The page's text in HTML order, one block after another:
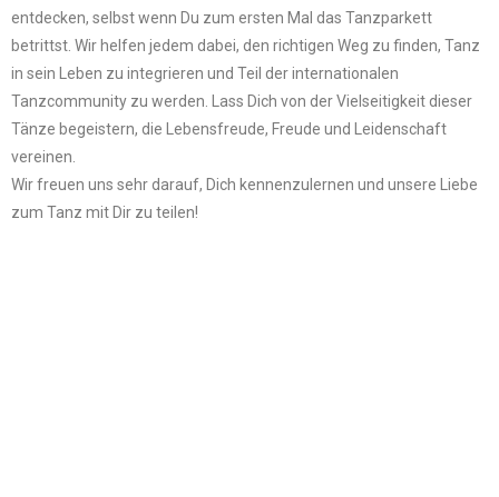
entdecken, selbst wenn Du zum ersten Mal das Tanzparkett
betrittst. Wir helfen jedem dabei, den richtigen Weg zu finden, Tanz
in sein Leben zu integrieren und Teil der internationalen
Tanzcommunity zu werden. Lass Dich von der Vielseitigkeit dieser
Tänze begeistern, die Lebensfreude, Freude und Leidenschaft
vereinen.
Wir freuen uns sehr darauf, Dich kennenzulernen und unsere Liebe
zum Tanz mit Dir zu teilen!